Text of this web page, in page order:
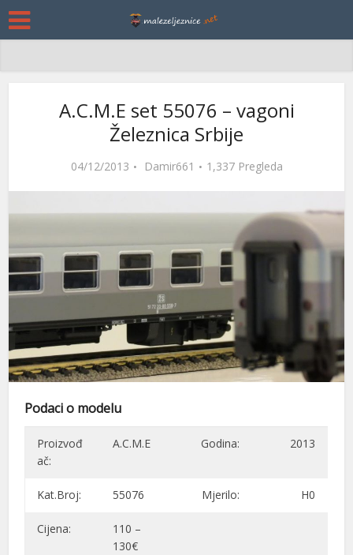
A.C.M.E set 55076 – vagoni
Železnica Srbije
04/12/2013 Damir661 1,337 Pregleda
Podaci o modelu
Proizvođ
ač:
A.C.M.E Godina: 2013
Kat.Broj: 55076 Mjerilo: H0
Cijena:
110 –
130€